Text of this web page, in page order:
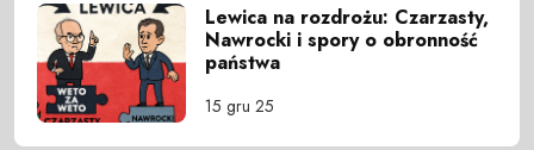
Lewica na rozdrożu: Czarzasty,
Nawrocki i spory o obronność
państwa
15 gru 25